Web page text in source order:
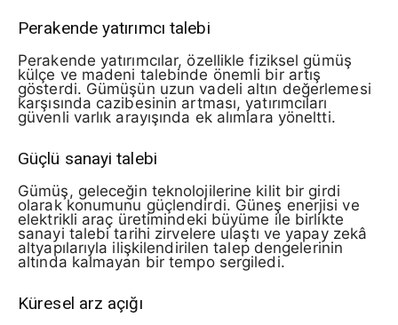
Perakende yatırımcı talebi
Perakende yatırımcılar, özellikle fiziksel gümüş
külçe ve madeni talebinde önemli bir artış
gösterdi. Gümüşün uzun vadeli altın değerlemesi
karşısında cazibesinin artması, yatırımcıları
güvenli varlık arayışında ek alımlara yöneltti.
Güçlü sanayi talebi
Gümüş, geleceğin teknolojilerine kilit bir girdi
olarak konumunu güçlendirdi. Güneş enerjisi ve
elektrikli araç üretimindeki büyüme ile birlikte
sanayi talebi tarihi zirvelere ulaştı ve yapay zekâ
altyapılarıyla ilişkilendirilen talep dengelerinin
altında kalmayan bir tempo sergiledi.
Küresel arz açığı